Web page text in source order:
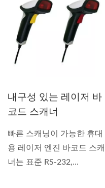
내구성 있는 레이저 바
코드 스캐너
빠른 스캐닝이 가능한 휴대
용 레이저 엔진 바코드 스캐
너는 표준 RS-232,...